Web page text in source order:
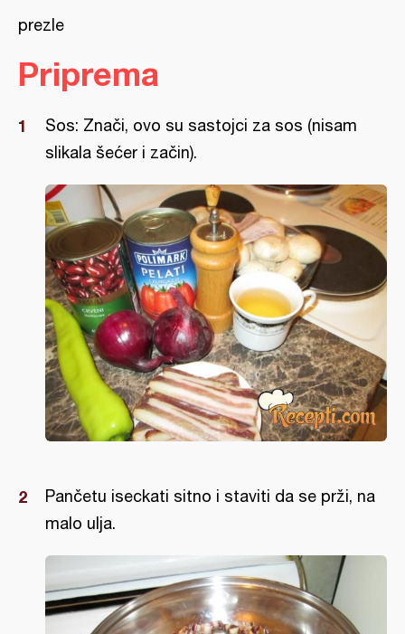
prezle
Priprema
Sos: Znači, ovo su sastojci za sos (nisam
slikala šećer i začin).
Pančetu iseckati sitno i staviti da se prži, na
malo ulja.